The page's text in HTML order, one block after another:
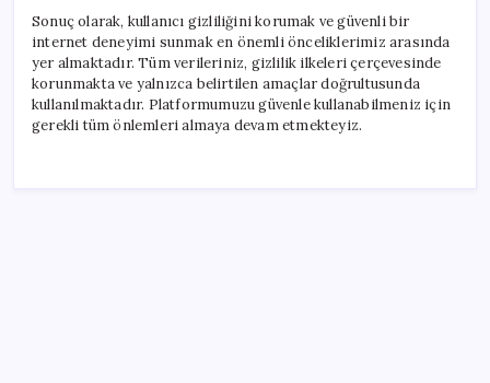
Sonuç olarak, kullanıcı gizliliğini korumak ve güvenli bir
internet deneyimi sunmak en önemli önceliklerimiz arasında
yer almaktadır. Tüm verileriniz, gizlilik ilkeleri çerçevesinde
korunmakta ve yalnızca belirtilen amaçlar doğrultusunda
kullanılmaktadır. Platformumuzu güvenle kullanabilmeniz için
gerekli tüm önlemleri almaya devam etmekteyiz.